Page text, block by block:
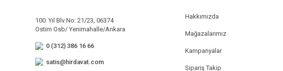
100. Yıl Blv No: 21/23, 06374
Ostim Osb/ Yenimahalle/Ankara
0 (312) 386 16 66
satis@hirdavat.com
Hakkımızda
Mağazalarımız
Kampanyalar
Sipariş Takip